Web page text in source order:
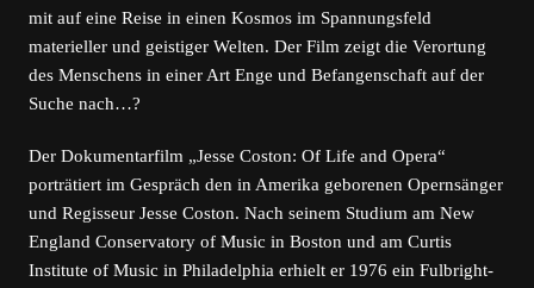
mit auf eine Reise in einen Kosmos im Spannungsfeld
materieller und geistiger Welten. Der Film zeigt die Verortung
des Menschens in einer Art Enge und Befangenschaft auf der
Suche nach…?
Der Dokumentarfilm „Jesse Coston: Of Life and Opera“
porträtiert im Gespräch den in Amerika geborenen Opernsänger
und Regisseur Jesse Coston. Nach seinem Studium am New
England Conservatory of Music in Boston und am Curtis
Institute of Music in Philadelphia erhielt er 1976 ein Fulbright-